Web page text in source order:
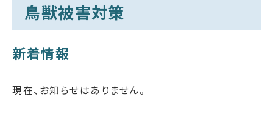
鳥獣被害対策
新着情報
現在、お知らせはありません。